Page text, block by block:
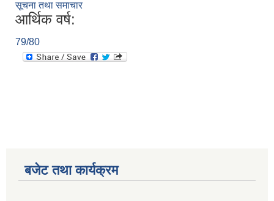
सूचना तथा समाचार
आर्थिक वर्ष:
79/80
बजेट तथा कार्यक्रम